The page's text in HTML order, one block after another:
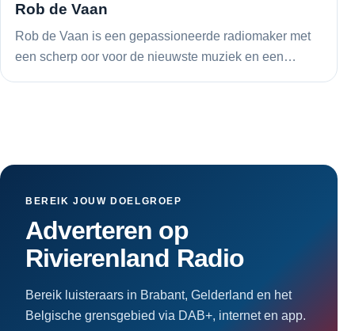
Rob de Vaan
Rob de Vaan is een gepassioneerde radiomaker met
een scherp oor voor de nieuwste muziek en een…
BEREIK JOUW DOELGROEP
Adverteren op
Rivierenland Radio
Bereik luisteraars in Brabant, Gelderland en het
Belgische grensgebied via DAB+, internet en app.